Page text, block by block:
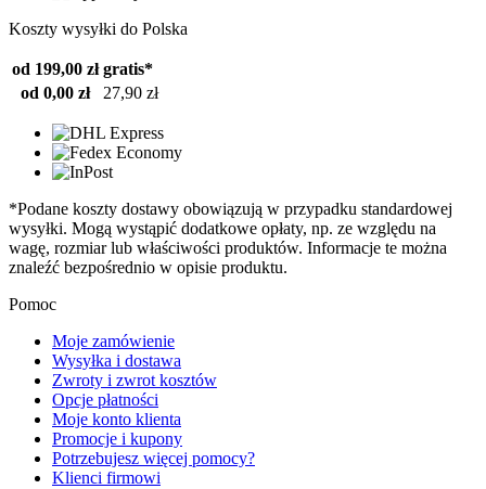
Koszty wysyłki do Polska
od 199,00 zł gratis*
od 0,00 zł
27,90 zł
*Podane koszty dostawy obowiązują w przypadku standardowej
wysyłki. Mogą wystąpić dodatkowe opłaty, np. ze względu na
wagę, rozmiar lub właściwości produktów. Informacje te można
znaleźć bezpośrednio w opisie produktu.
Pomoc
Moje zamówienie
Wysyłka i dostawa
Zwroty i zwrot kosztów
Opcje płatności
Moje konto klienta
Promocje i kupony
Potrzebujesz więcej pomocy?
Klienci firmowi